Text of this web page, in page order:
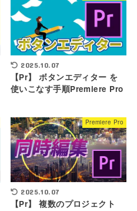
2025.10.07
【Pr】 ボタンエディター を
使いこなす手順Premiere Pro
Premiere Pro
2025.10.07
【Pr】 複数のプロジェクト